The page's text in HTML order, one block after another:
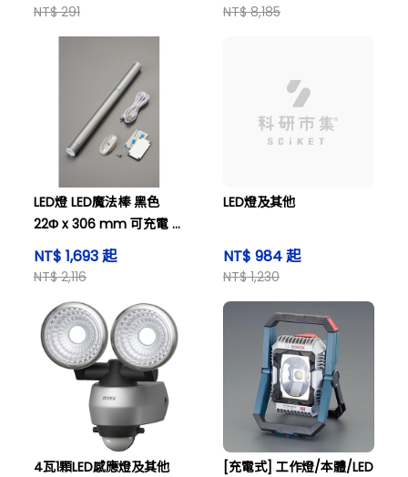
NT$ 291 NT$ 8,185
LED燈 LED魔法棒 黑色
22Φ x 306 mm 可充電 及
其他
NT$ 1,693 起
NT$ 2,116
LED燈及其他
NT$ 984 起
NT$ 1,230
4瓦1顆LED感應燈及其他
[充電式] 工作燈/本體/LED